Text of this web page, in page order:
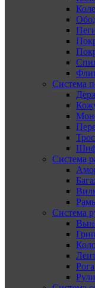
Система
Система
Система
Рога
Рули